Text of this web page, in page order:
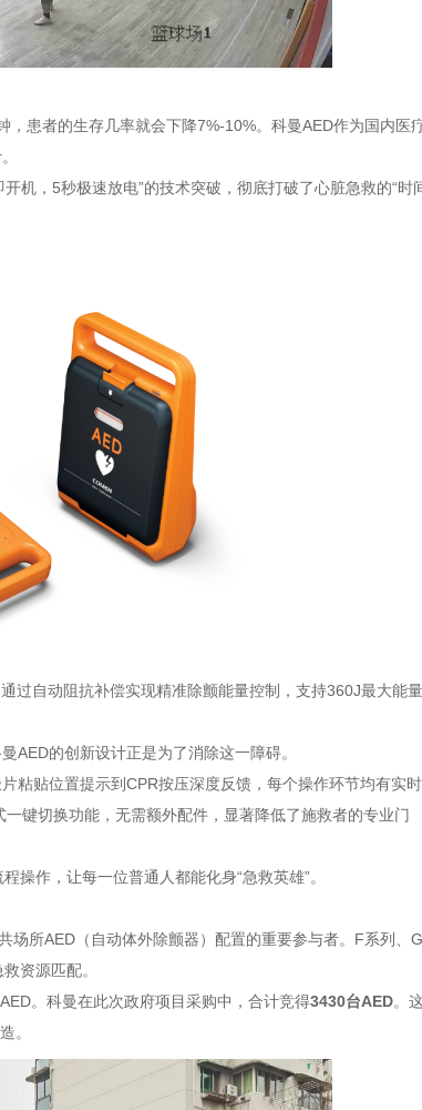
患者的生存几率就会下降7%-10%。科曼AED作为国内医
开机，5秒极速放电”的技术突破，彻底打破了心脏急救的“时
过自动阻抗补偿实现精准除颤能量控制，支持360J最大能
AED的创新设计正是为了消除这一障碍。
粘贴位置提示到CPR按压深度反馈，每个操作环节均有实
键切换功能，无需额外配件，显著降低了施救者的专业门
操作，让每一位普通人都能化身“急救英雄”。
场所AED（自动体外除颤器）配置的重要参与者。F系列、
资源匹配。
。科曼在此次政府项目采购中，合计竞得3430台AED。
。